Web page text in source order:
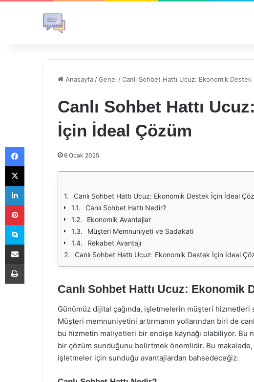
Anasayfa /Genel /Canlı Sohbet Hattı Ucuz: Ekonomik
Canlı Sohbet Hattı
İçin İdeal Çözüm
6 Ocak 2025
Canlı Sohbet Hattı Ucuz: Ekonomik Destek İçin İdeal
Canlı Sohbet Hattı Nedir?
Ekonomik Avantajlar
Müşteri Memnuniyeti ve Sadakati
Rekabet Avantajı
Canlı Sohbet Hattı Ucuz: Ekonomik Destek İçin İdeal
Canlı Sohbet Hattı Ucuz: Ekonomik
Günümüz dijital çağında, işletmelerin müşteri hizmetleri
Müşteri memnuniyetini artırmanın yollarından biri de
bu hizmetin maliyetleri bir endişe kaynağı olabiliyor. Bu
bir çözüm sunduğunu belirtmek önemlidir. Bu makalede,
işletmeler için sunduğu avantajlardan bahsedeceğiz.
Facebook
X
LinkedIn
Pinterest
Skype
E-Posta ile paylaş